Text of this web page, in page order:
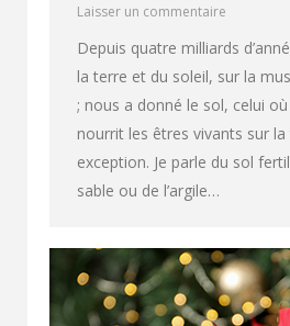
Laisser un commentaire
Depuis quatre milliards
la terre et du soleil, sur la
; nous a donné le sol, celui
nourrit les êtres vivants sur
exception. Je parle du sol
sable ou de l’argile…